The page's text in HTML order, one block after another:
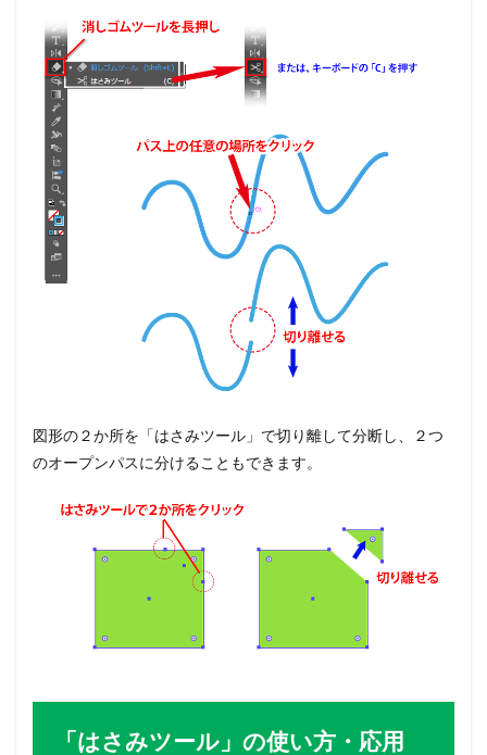
図形の２か所を「はさみツール」で切り離して分断し、２つ
のオープンパスに分けることもできます。
「はさみツール」の使い方・応用